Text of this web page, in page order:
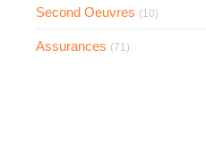
Second Oeuvres (10)
Assurances (71)